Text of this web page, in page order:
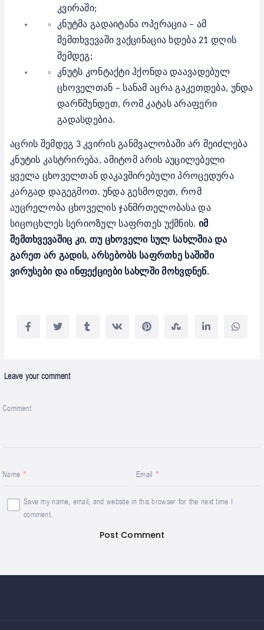
კვირაში;
კნუტმა გადაიტანა ოპერაცია – ამ
შემთხვევაში ვაქცინაცია ხდება 21 დღის
შემდეგ;
კნუტს კონტაქტი ჰქონდა დაავადებულ
ცხოველთან – სანამ აცრა გაკეთდება, უნდა
დარწმუნდეთ, რომ კატას არაფერი
გადასდებია.
აცრის შემდეგ 3 კვირის განმვალობაში არ შეიძლება
კნუტის კასტრირება, ამიტომ არის აუცილებელი
ყველა ცხოველთან დაკავშირებული პროცედურა
კარგად დაგეგმოთ. უნდა გესმოდეთ, რომ
აუცრელობა ცხოველის ჯანმრთელობასა და
სიცოცხლეს სერიოზულ საფრთეს უქმნის. იმ
შემთხვევაშიც კი, თუ ცხოველი სულ სახლშია და
გარეთ არ გადის, არსებობს საფრთხე საშიში
ვირუსები და ინფექციები სახლში მოხვდნენ.
Leave your comment
Comment
Name Email
Save my name, email, and website in this browser for the next time I
comment.